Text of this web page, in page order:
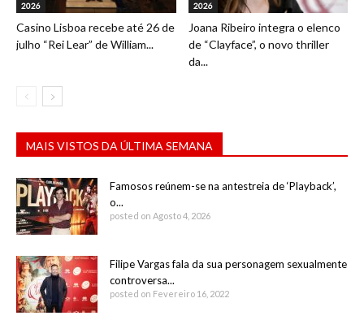
2026
Casino Lisboa recebe até 26 de
julho “Rei Lear” de William...
2026
Joana Ribeiro integra o elenco
de “Clayface”, o novo thriller
da...
MAIS VISTOS DA ÚLTIMA SEMANA
Famosos reúnem-se na antestreia de ‘Playback’,
o...
posted on Agosto 4, 2026
Filipe Vargas fala da sua personagem sexualmente
controversa...
posted on Fevereiro 16, 2022